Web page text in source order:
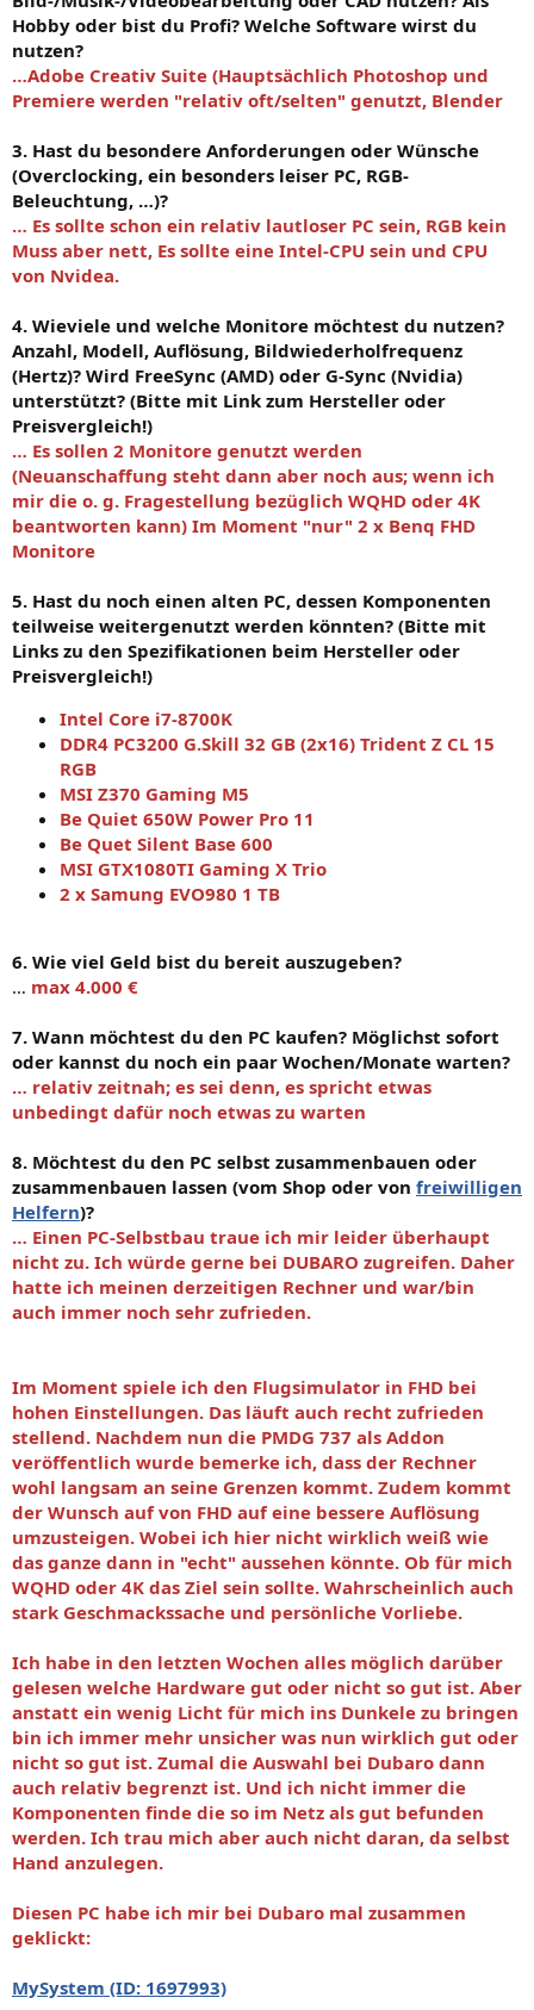
Hobby oder bist du Profi? Welche Software wirst du
nutzen?
…Adobe Creativ Suite (Hauptsächlich Photoshop und
Premiere werden "relativ oft/selten" genutzt, Blender
3. Hast du besondere Anforderungen oder Wünsche
(Overclocking, ein besonders leiser PC, RGB-
Beleuchtung, …)?
… Es sollte schon ein relativ lautloser PC sein, RGB kein
Muss aber nett, Es sollte eine Intel-CPU sein und CPU
von Nvidea.
4. Wieviele und welche Monitore möchtest du nutzen?
Anzahl, Modell, Auflösung, Bildwiederholfrequenz
(Hertz)? Wird FreeSync (AMD) oder G-Sync (Nvidia)
unterstützt? (Bitte mit Link zum Hersteller oder
Preisvergleich!)
… Es sollen 2 Monitore genutzt werden
(Neuanschaffung steht dann aber noch aus; wenn ich
mir die o. g. Fragestellung bezüglich WQHD oder 4K
beantworten kann) Im Moment "nur" 2 x Benq FHD
Monitore
5. Hast du noch einen alten PC, dessen Komponenten
teilweise weitergenutzt werden könnten? (Bitte mit
Links zu den Spezifikationen beim Hersteller oder
Preisvergleich!)
Intel Core i7-8700K
DDR4 PC3200 G.Skill 32 GB (2x16) Trident Z CL 15
RGB
MSI Z370 Gaming M5
Be Quiet 650W Power Pro 11
Be Quet Silent Base 600
MSI GTX1080TI Gaming X Trio
2 x Samung EVO980 1 TB
6. Wie viel Geld bist du bereit auszugeben?
… max 4.000 €
7. Wann möchtest du den PC kaufen? Möglichst sofort
oder kannst du noch ein paar Wochen/Monate warten?
… relativ zeitnah; es sei denn, es spricht etwas
unbedingt dafür noch etwas zu warten
8. Möchtest du den PC selbst zusammenbauen oder
zusammenbauen lassen (vom Shop oder von freiwilligen
Helfern)?
… Einen PC-Selbstbau traue ich mir leider überhaupt
nicht zu. Ich würde gerne bei DUBARO zugreifen. Daher
hatte ich meinen derzeitigen Rechner und war/bin
auch immer noch sehr zufrieden.
Im Moment spiele ich den Flugsimulator in FHD bei
hohen Einstellungen. Das läuft auch recht zufrieden
stellend. Nachdem nun die PMDG 737 als Addon
veröffentlich wurde bemerke ich, dass der Rechner
wohl langsam an seine Grenzen kommt. Zudem kommt
der Wunsch auf von FHD auf eine bessere Auflösung
umzusteigen. Wobei ich hier nicht wirklich weiß wie
das ganze dann in "echt" aussehen könnte. Ob für mich
WQHD oder 4K das Ziel sein sollte. Wahrscheinlich auch
stark Geschmackssache und persönliche Vorliebe.
Ich habe in den letzten Wochen alles möglich darüber
gelesen welche Hardware gut oder nicht so gut ist. Aber
anstatt ein wenig Licht für mich ins Dunkele zu bringen
bin ich immer mehr unsicher was nun wirklich gut oder
nicht so gut ist. Zumal die Auswahl bei Dubaro dann
auch relativ begrenzt ist. Und ich nicht immer die
Komponenten finde die so im Netz als gut befunden
werden. Ich trau mich aber auch nicht daran, da selbst
Hand anzulegen.
Diesen PC habe ich mir bei Dubaro mal zusammen
geklickt:
MySystem (ID: 1697993)